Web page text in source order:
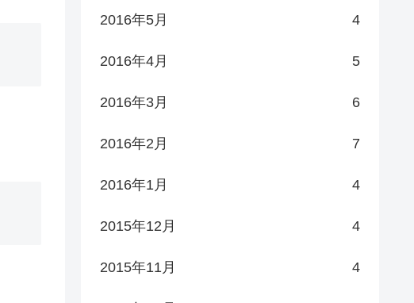
2016年5月 4
2016年4月 5
2016年3月 6
2016年2月 7
2016年1月 4
2015年12月 4
2015年11月 4